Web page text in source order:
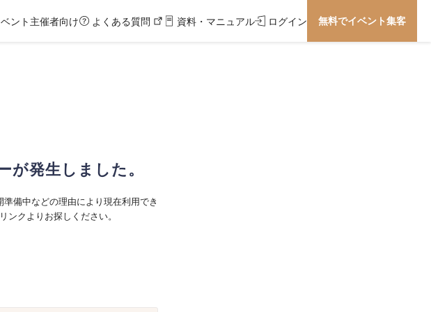
ント主催者向け よくある質問 資料・マニュアル ログイン 無料でイベント集客
が発生しました。
備中などの理由により現在利用でき
ンクよりお探しください。